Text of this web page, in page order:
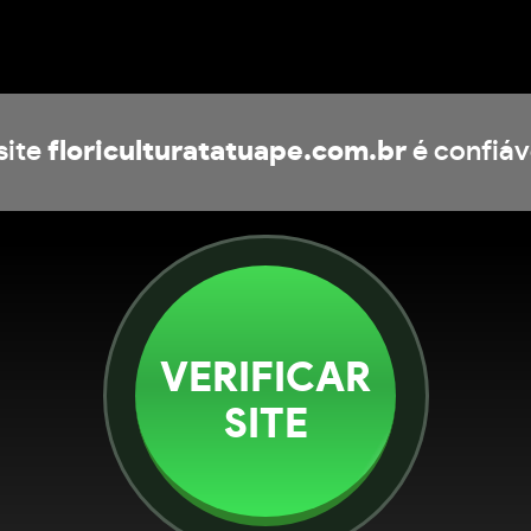
floriculturatatuape.com.br é
VERIFICAR
SITE